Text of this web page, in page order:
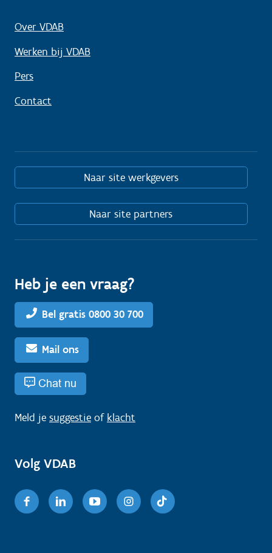
Over VDAB
Werken bij VDAB
Pers
Contact
Naar site werkgevers
Naar site partners
Heb je een vraag?
Bel gratis 0800 30 700
Mail ons
Chat nu
Meld je suggestie of klacht
Volg VDAB
FacebookLinkedinYoutubeInstagram